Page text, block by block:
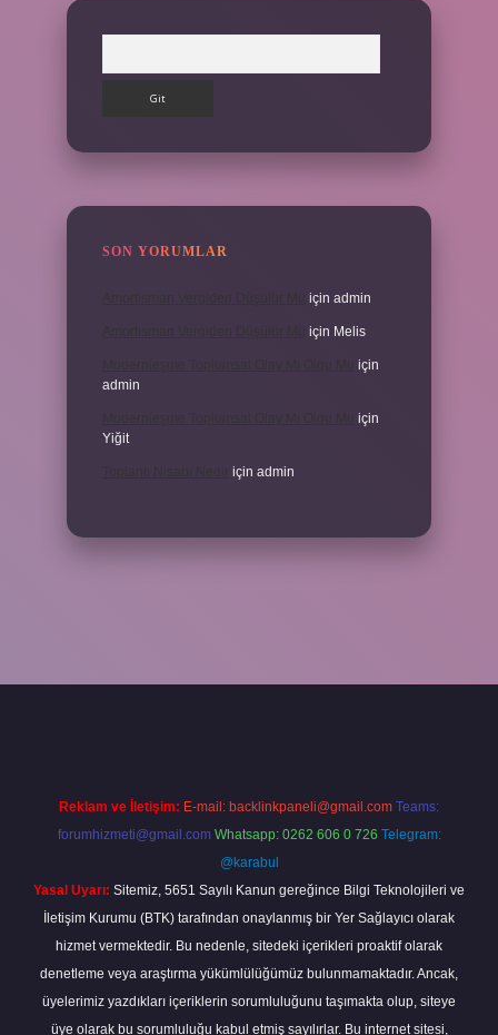
SON YORUMLAR
için admin
için Melis
için
admin
için
Yiğit
için admin
Reklam ve İletişim: E-mail: backlinkpaneli@gmail.com Teams:
forumhizmeti@gmail.com Whatsapp: 0262 606 0 726 Telegram:
@karabul
Yasal Uyarı: Sitemiz, 5651 Sayılı Kanun gereğince Bilgi Teknolojileri ve
İletişim Kurumu (BTK) tarafından onaylanmış bir Yer Sağlayıcı olarak
hizmet vermektedir. Bu nedenle, sitedeki içerikleri proaktif olarak
denetleme veya araştırma yükümlülüğümüz bulunmamaktadır. Ancak,
üyelerimiz yazdıkları içeriklerin sorumluluğunu taşımakta olup, siteye
üye olarak bu sorumluluğu kabul etmiş sayılırlar. Bu internet sitesi,